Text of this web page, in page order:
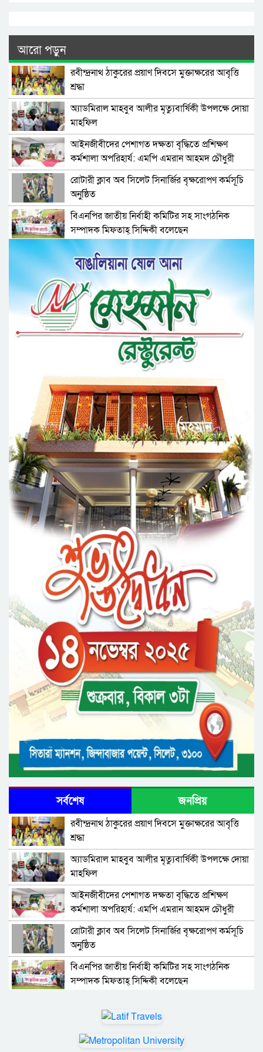
আরো পড়ুন
রবীন্দ্রনাথ ঠাকুরের প্রয়াণ দিবসে মুক্তাক্ষরের আবৃত্তি
শ্রদ্ধা
অ্যাডমিরাল মাহবুব আলীর মৃত্যুবার্ষিকী উপলক্ষে দোয়া
মাহফিল
‎আইনজীবীদের পেশাগত দক্ষতা বৃদ্ধিতে প্রশিক্ষণ
কর্মশালা অপরিহার্য: এমপি এমরান আহমদ চৌধুরী
রোটারী ক্লাব অব সিলেট সিনার্জির বৃক্ষরোপণ কর্মসূচি
অনুষ্ঠিত
বিএনপির জাতীয় নির্বাহী কমিটির সহ সাংগঠনিক
সম্পাদক মিফতাহ্ সিদ্দিকী বলেছেন
সিলেট জেলা জামায়াতে ইসলামীর এ্যাসিস্ট্যান্ট
সেক্রেটারী অধ্যক্ষ নজরুল ইসলাম বলেছেন
সিলেটে গ্যাস সংকট নিয়ে যা বলল জালালাবাদ
প্রতিষ্ঠার এক বছর: গবেষণা, অর্জন ও অঙ্গীকারে নতুন
দিগন্তে মেট্রোপলিটন ইউনিভার্সিটি রিসার্চ সোসাইটি
জেলা পরিষদের প্রশাসক আবুল কাহের চৌধুরী জুলাই
স্মৃতিস্তম্ভে শ্রদ্ধা নিবেদন
সিলেট মহানগর ছাত্রশিবিরের মিছিল সম্পন্ন
ধরিত্রী রক্ষায় আমরা’র উদ্যোগে সিলেটে বৃক্ষ রোপনের
কর্মসূচি পালন
সিলেটে সড়ক দু*র্ঘ*ট*নায় প্রাণ গেল যুবকের
নর্থ ইস্ট ইউনিভার্সিটিতে রচনা ও আবৃত্তি
প্রতিযোগিতার পুরষ্কার বিতরণী অনুষ্ঠিত
সিকৃবি’তে জুলাই গণ-অভ্যুত্থান দিবস উপলক্ষে
বৃক্ষরোপণ কর্মসুচি পালন
রসময় মেমোরিয়াল উচ্চ বিদ্যালয়ের নতুন ভবনের
উদ্বোধন করলেন মন্ত্রী মুক্তাদির
সর্বশেষ জনপ্রিয়
রবীন্দ্রনাথ ঠাকুরের প্রয়াণ দিবসে মুক্তাক্ষরের আবৃত্তি
শ্রদ্ধা
অ্যাডমিরাল মাহবুব আলীর মৃত্যুবার্ষিকী উপলক্ষে দোয়া
মাহফিল
‎আইনজীবীদের পেশাগত দক্ষতা বৃদ্ধিতে প্রশিক্ষণ
কর্মশালা অপরিহার্য: এমপি এমরান আহমদ চৌধুরী
রোটারী ক্লাব অব সিলেট সিনার্জির বৃক্ষরোপণ কর্মসূচি
অনুষ্ঠিত
বিএনপির জাতীয় নির্বাহী কমিটির সহ সাংগঠনিক
সম্পাদক মিফতাহ্ সিদ্দিকী বলেছেন
সেক্রেটারী অধ্যক্ষ নজরুল ইসলাম বলেছেন
সিলেটে গ্যাস সংকট নিয়ে যা বলল জালালাবাদ